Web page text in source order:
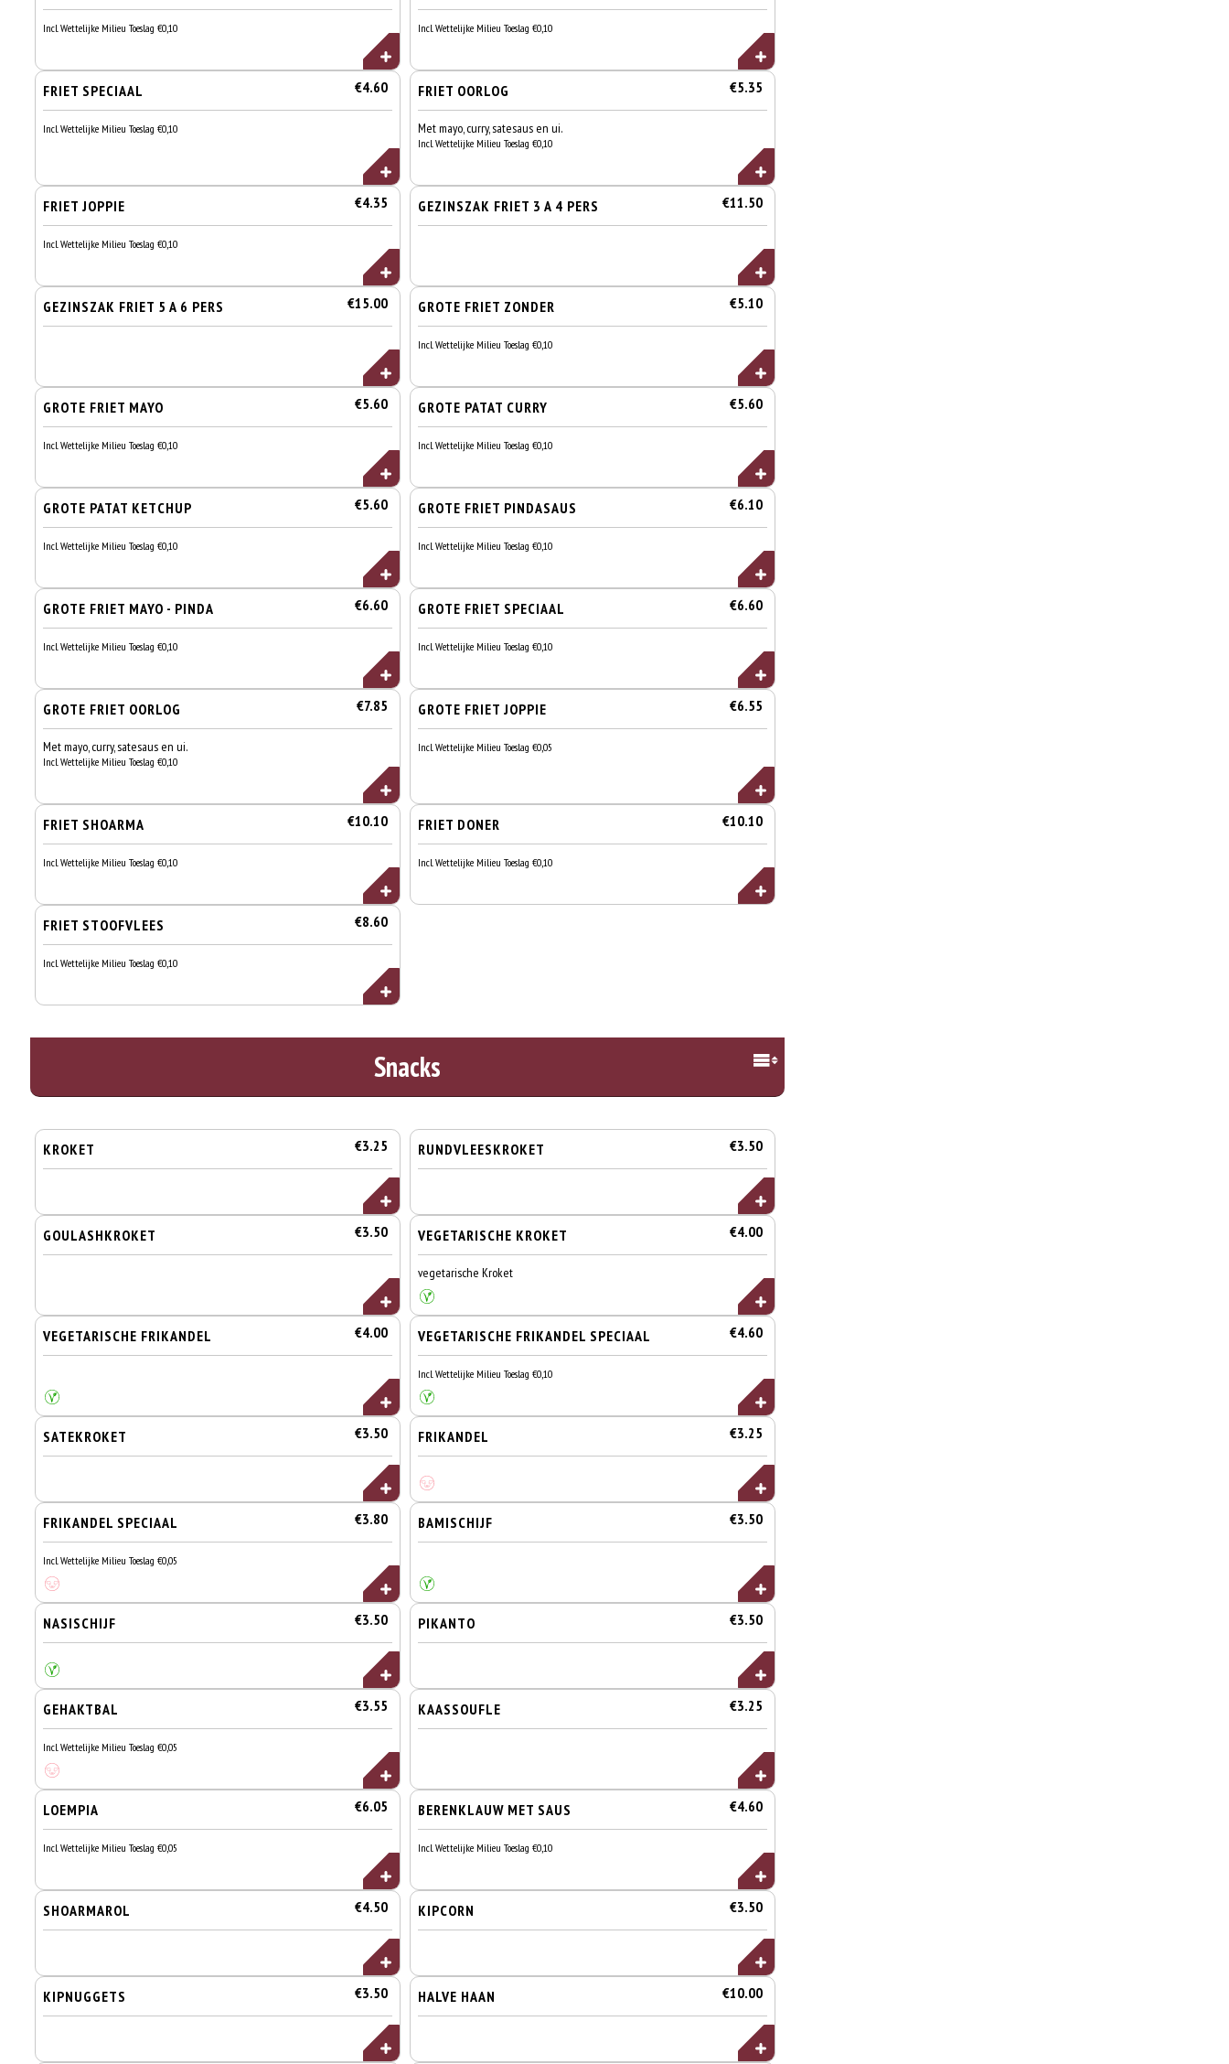
Incl. Wettelijke Milieu Toeslag €0,10 Incl. Wettelijke Milieu Toeslag €0,10
FRIET SPECIAAL €4.60
Incl. Wettelijke Milieu Toeslag €0,10
FRIET OORLOG €5.35
Met mayo, curry, satesaus en ui.
Incl. Wettelijke Milieu Toeslag €0,10
FRIET JOPPIE €4.35
Incl. Wettelijke Milieu Toeslag €0,10
GEZINSZAK FRIET 3 A 4 PERS €11.50
GEZINSZAK FRIET 5 A 6 PERS €15.00 GROTE FRIET ZONDER €5.10
Incl. Wettelijke Milieu Toeslag €0,10
GROTE FRIET MAYO €5.60
Incl. Wettelijke Milieu Toeslag €0,10
GROTE PATAT CURRY €5.60
Incl. Wettelijke Milieu Toeslag €0,10
GROTE PATAT KETCHUP €5.60
Incl. Wettelijke Milieu Toeslag €0,10
GROTE FRIET PINDASAUS €6.10
Incl. Wettelijke Milieu Toeslag €0,10
GROTE FRIET MAYO - PINDA €6.60
Incl. Wettelijke Milieu Toeslag €0,10
GROTE FRIET SPECIAAL €6.60
Incl. Wettelijke Milieu Toeslag €0,10
GROTE FRIET OORLOG €7.85
Met mayo, curry, satesaus en ui.
Incl. Wettelijke Milieu Toeslag €0,10
GROTE FRIET JOPPIE €6.55
Incl. Wettelijke Milieu Toeslag €0,05
FRIET SHOARMA €10.10
Incl. Wettelijke Milieu Toeslag €0,10
FRIET DONER €10.10
Incl. Wettelijke Milieu Toeslag €0,10
FRIET STOOFVLEES €8.60
Incl. Wettelijke Milieu Toeslag €0,10
Snacks
KROKET €3.25 RUNDVLEESKROKET €3.50
GOULASHKROKET €3.50 VEGETARISCHE KROKET €4.00
vegetarische Kroket
VEGETARISCHE FRIKANDEL €4.00 VEGETARISCHE FRIKANDEL SPECIAAL €4.60
Incl. Wettelijke Milieu Toeslag €0,10
SATEKROKET €3.50 FRIKANDEL €3.25
FRIKANDEL SPECIAAL €3.80
Incl. Wettelijke Milieu Toeslag €0,05
BAMISCHIJF €3.50
NASISCHIJF €3.50 PIKANTO €3.50
GEHAKTBAL €3.55
Incl. Wettelijke Milieu Toeslag €0,05
KAASSOUFLE €3.25
LOEMPIA €6.05
Incl. Wettelijke Milieu Toeslag €0,05
BERENKLAUW MET SAUS €4.60
Incl. Wettelijke Milieu Toeslag €0,10
SHOARMAROL €4.50 KIPCORN €3.50
KIPNUGGETS €3.50 HALVE HAAN €10.00